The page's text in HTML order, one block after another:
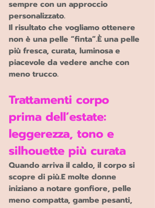
sempre con un approccio
personalizzato.
Il risultato che vogliamo ottenere
non è una pelle “finta”.È una pelle
più fresca, curata, luminosa e
piacevole da vedere anche con
meno trucco.
Trattamenti corpo
prima dell’estate:
leggerezza, tono e
silhouette più curata
Quando arriva il caldo, il corpo si
scopre di più.E molte donne
iniziano a notare gonfiore, pelle
meno compatta, gambe pesanti,